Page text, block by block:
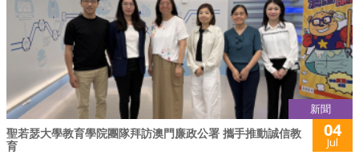
新聞
聖若瑟大學教育學院團隊拜訪澳門廉政公署 攜手推動誠信教
育
04
Jul